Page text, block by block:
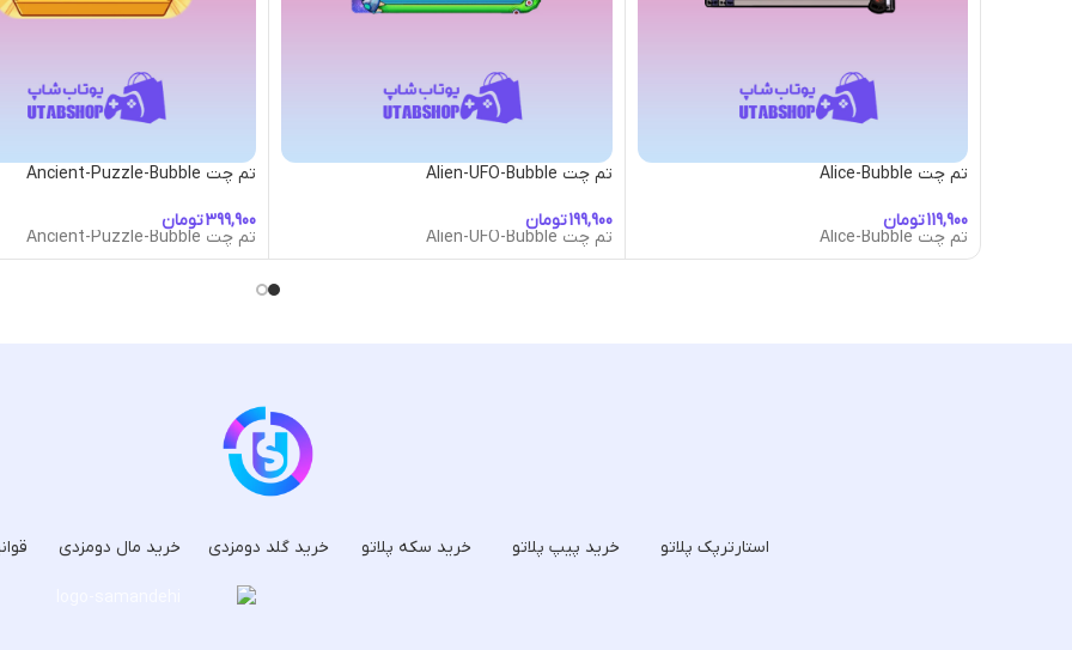
تم چت Alice-Bubble
تومان
تم چت Alice-Bubble
تم چت Alien-UFO-Bubble
تومان
تم چت Alien-UFO-Bubble
تم چت Ancient-Puzzle-Bubble
تومان
تم چت Ancient-Puzzle-Bubble
استارترپک پلاتو خرید پیپ پلاتو خرید سکه پلاتو خرید گلد دومزدی خرید مال دومزدی